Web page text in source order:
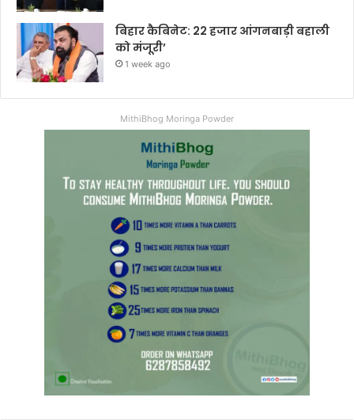
बिहार कैबिनेट: 22 हजार आंगनबाड़ी बहाली
को मंजूरी’
1 week ago
MithiBhog Moringa Powder